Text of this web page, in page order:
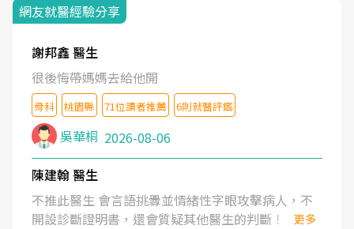
網友就醫經驗分享
謝邦鑫 醫生
很後悔帶媽媽去給他開
骨科 桃園縣 71位讀者推薦 6則就醫評鑑
吳華桐 2026-08-06
陳建翰 醫生
不推此醫生 會言語挑釁並情緒性字眼攻擊病人，不
開設診斷證明書，還會質疑其他醫生的判斷！
更多